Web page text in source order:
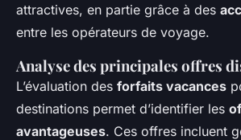
attractives, en partie grâce à des
entre les opérateurs de voyage.
Analyse des principales offres
L’évaluation des forfaits vacances
destinations permet d’identifier les
avantageuses. Ces offres incluent